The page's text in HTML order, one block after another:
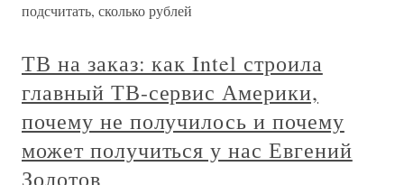
подсчитать, сколько рублей
ТВ на заказ: как Intel строила
главный ТВ-сервис Америки,
почему не получилось и почему
может получиться у нас Евгений
Золотов